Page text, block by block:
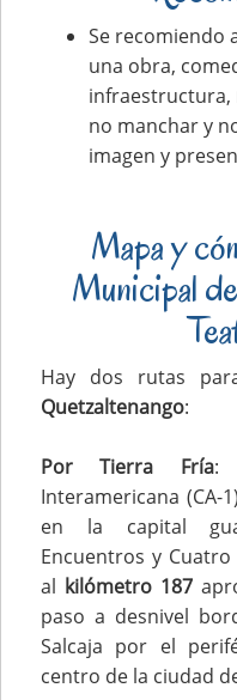
Se recomiendo
una obra,
infraestructura,
no manchar y
imagen y
Mapa y
Municipal
Hay dos rutas
Quetzaltenango:
Por Tierra Fría:
Interamericana (CA-
en la capital
Encuentros y
al kilómetro 187
paso a desnivel
Salcaja por el
centro de la ciudad